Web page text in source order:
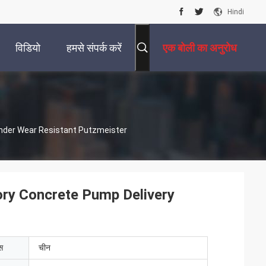
Hindi
विडियो हमसे संपर्क करें एक बोली का अनुरोध
Wear Resistant Putzmeister
Concrete Pump Delivery
चीन